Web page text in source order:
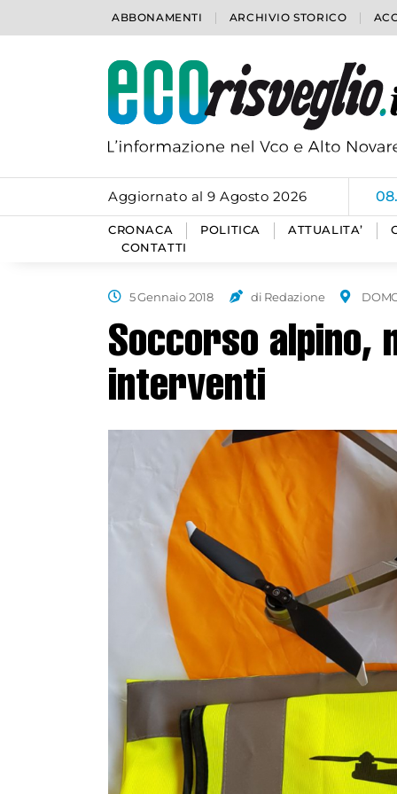
ABBONAMENTI ARCHIVIO STORICO
Aggiornato al 9 Agosto 2026
CRONACA POLITICA ATTUALITA’
CONTATTI
5 Gennaio 2018 di Redazione
Soccorso alpino,
interventi